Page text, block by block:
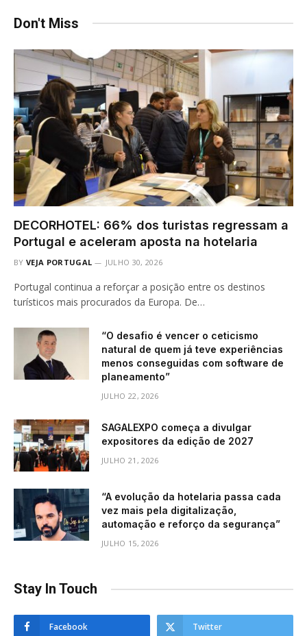
Don't Miss
DECORHOTEL: 66% dos turistas regressam a
Portugal e aceleram aposta na hotelaria
BY VEJA PORTUGAL JULHO 30, 2026
Portugal continua a reforçar a posição entre os destinos
turísticos mais procurados da Europa. De…
“O desafio é vencer o ceticismo
natural de quem já teve experiências
menos conseguidas com software de
planeamento”
JULHO 22, 2026
SAGALEXPO começa a divulgar
expositores da edição de 2027
JULHO 21, 2026
“A evolução da hotelaria passa cada
vez mais pela digitalização,
automação e reforço da segurança”
JULHO 15, 2026
Stay In Touch
Facebook Twitter